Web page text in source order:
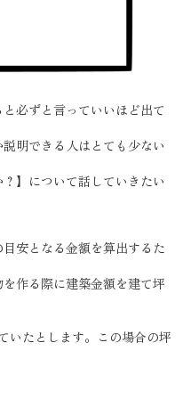
必ずと言っていいほど出て
明できる人はとても少ない
】について話していきたい
安となる金額を算出するた
作る際に建築金額を建て坪
いたとします。この場合の坪